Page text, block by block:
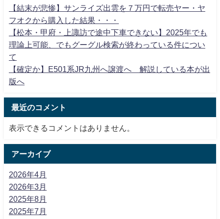
【結末が悲惨】サンライズ出雲を７万円で転売ヤー・ヤ
フオクから購入した結果・・・
【松本・甲府・上諏訪で途中下車できない】2025年でも
理論上可能、でもグーグル検索が終わっている件につい
て
【確定か】E501系JR九州へ譲渡へ 解説している本が出
版へ
最近のコメント
表示できるコメントはありません。
アーカイブ
2026年4月
2026年3月
2025年8月
2025年7月